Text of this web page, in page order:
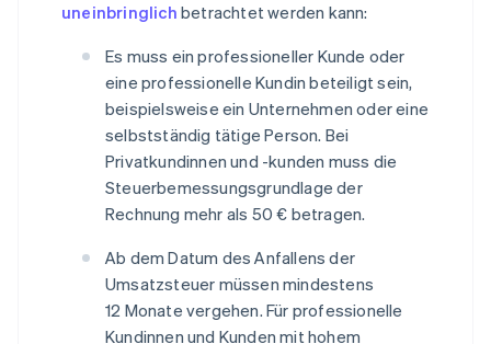
uneinbringlich betrachtet werden kann:
Es muss ein professioneller Kunde oder
eine professionelle Kundin beteiligt sein,
beispielsweise ein Unternehmen oder eine
selbstständig tätige Person. Bei
Privatkundinnen und -kunden muss die
Steuerbemessungsgrundlage der
Rechnung mehr als 50 € betragen.
Ab dem Datum des Anfallens der
Umsatzsteuer müssen mindestens
12 Monate vergehen. Für professionelle
Kundinnen und Kunden mit hohem